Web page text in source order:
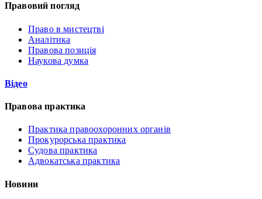
Правовий погляд
Право в мистецтві
Аналітика
Правова позиція
Наукова думка
Відео
Правова практика
Практика правоохоронних органів
Прокурорська практика
Судова практика
Адвокатська практика
Новини